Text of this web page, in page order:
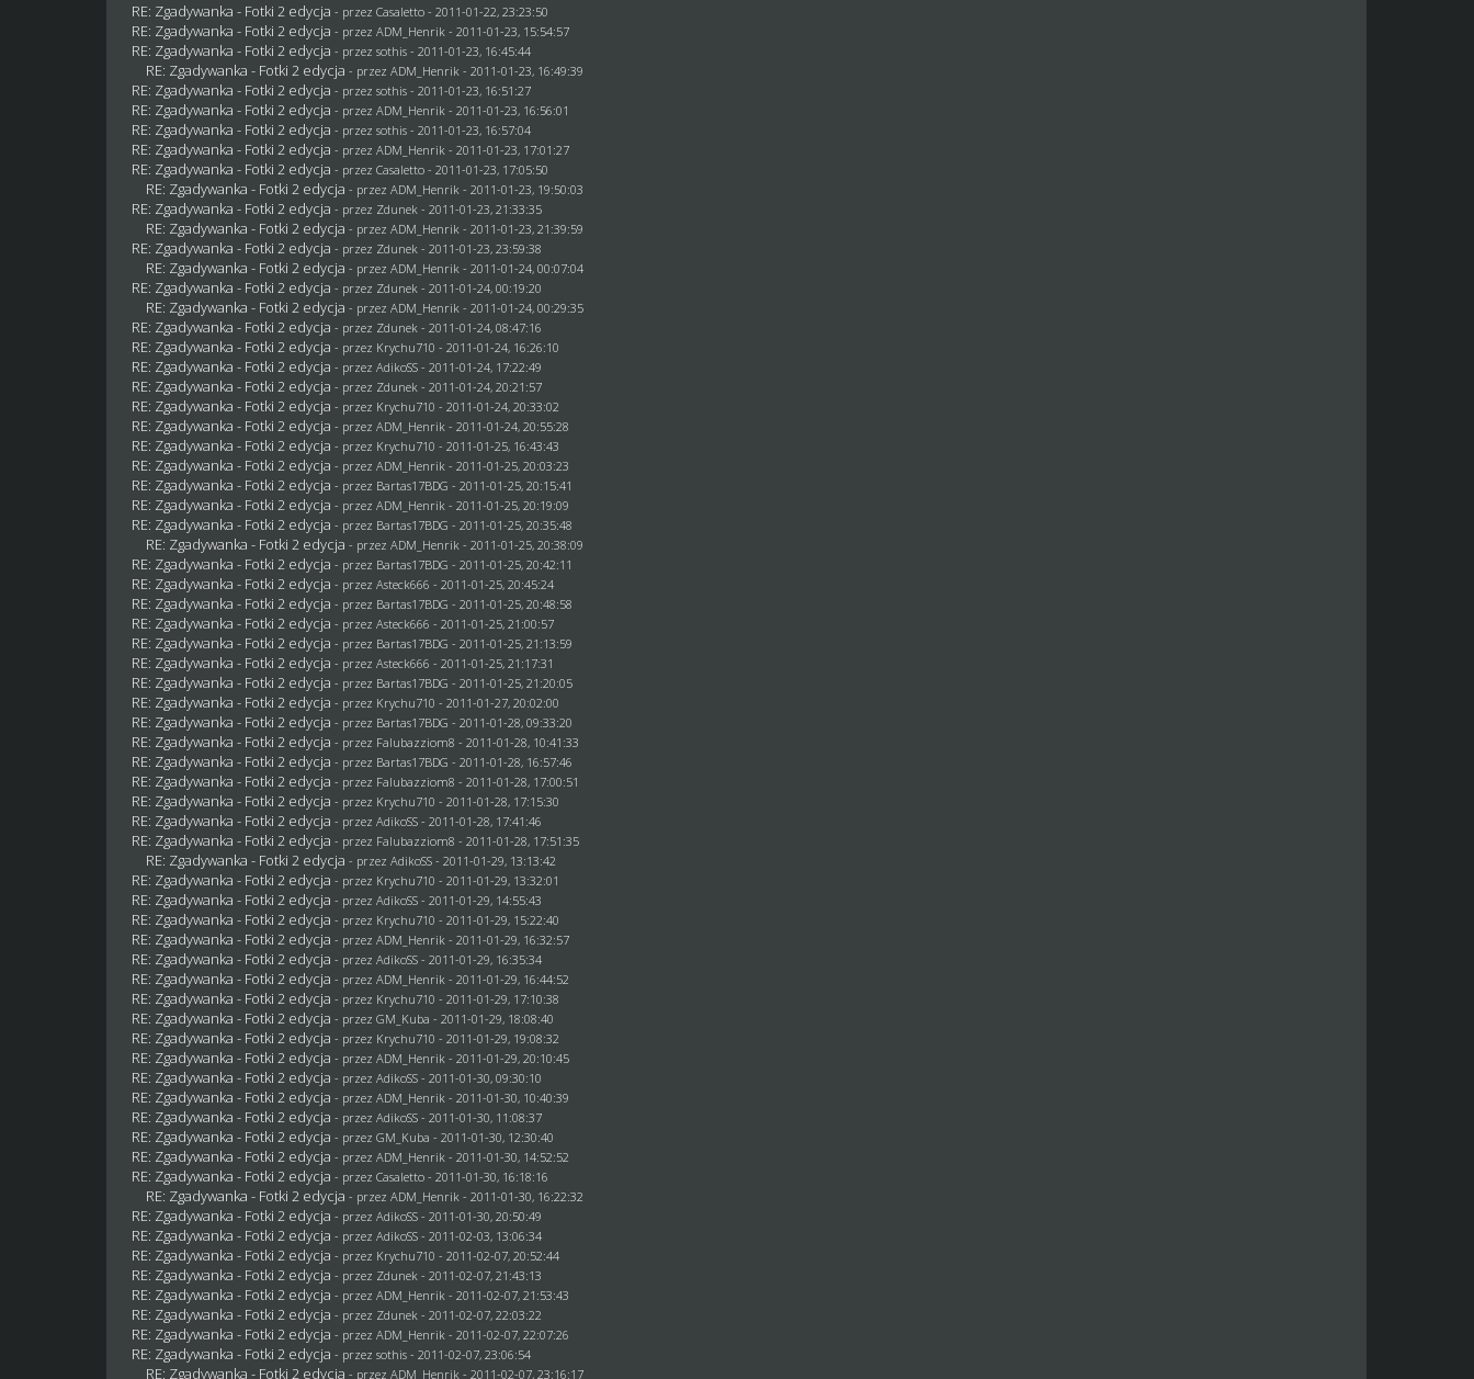
RE: Zgadywanka - Fotki 2 edycja - przezCasaletto - 2011-01-22, 23:23:50
RE: Zgadywanka - Fotki 2 edycja - przezADM_Henrik - 2011-01-23, 15:54:57
RE: Zgadywanka - Fotki 2 edycja - przezsothis - 2011-01-23, 16:45:44
RE: Zgadywanka - Fotki 2 edycja - przezADM_Henrik - 2011-01-23, 16:49:39
RE: Zgadywanka - Fotki 2 edycja - przezsothis - 2011-01-23, 16:51:27
RE: Zgadywanka - Fotki 2 edycja - przezADM_Henrik - 2011-01-23, 16:56:01
RE: Zgadywanka - Fotki 2 edycja - przezsothis - 2011-01-23, 16:57:04
RE: Zgadywanka - Fotki 2 edycja - przezADM_Henrik - 2011-01-23, 17:01:27
RE: Zgadywanka - Fotki 2 edycja - przezCasaletto - 2011-01-23, 17:05:50
RE: Zgadywanka - Fotki 2 edycja - przezADM_Henrik - 2011-01-23, 19:50:03
RE: Zgadywanka - Fotki 2 edycja - przez Zdunek - 2011-01-23, 21:33:35
RE: Zgadywanka - Fotki 2 edycja - przezADM_Henrik - 2011-01-23, 21:39:59
RE: Zgadywanka - Fotki 2 edycja - przez Zdunek - 2011-01-23, 23:59:38
RE: Zgadywanka - Fotki 2 edycja - przezADM_Henrik - 2011-01-24, 00:07:04
RE: Zgadywanka - Fotki 2 edycja - przez Zdunek - 2011-01-24, 00:19:20
RE: Zgadywanka - Fotki 2 edycja - przezADM_Henrik - 2011-01-24, 00:29:35
RE: Zgadywanka - Fotki 2 edycja - przez Zdunek - 2011-01-24, 08:47:16
RE: Zgadywanka - Fotki 2 edycja - przez Krychu710 - 2011-01-24, 16:26:10
RE: Zgadywanka - Fotki 2 edycja - przez AdikoSS - 2011-01-24, 17:22:49
RE: Zgadywanka - Fotki 2 edycja - przez Zdunek - 2011-01-24, 20:21:57
RE: Zgadywanka - Fotki 2 edycja - przez Krychu710 - 2011-01-24, 20:33:02
RE: Zgadywanka - Fotki 2 edycja - przezADM_Henrik - 2011-01-24, 20:55:28
RE: Zgadywanka - Fotki 2 edycja - przez Krychu710 - 2011-01-25, 16:43:43
RE: Zgadywanka - Fotki 2 edycja - przezADM_Henrik - 2011-01-25, 20:03:23
RE: Zgadywanka - Fotki 2 edycja - przez Bartas17BDG - 2011-01-25, 20:15:41
RE: Zgadywanka - Fotki 2 edycja - przezADM_Henrik - 2011-01-25, 20:19:09
RE: Zgadywanka - Fotki 2 edycja - przez Bartas17BDG - 2011-01-25, 20:35:48
RE: Zgadywanka - Fotki 2 edycja - przezADM_Henrik - 2011-01-25, 20:38:09
RE: Zgadywanka - Fotki 2 edycja - przez Bartas17BDG - 2011-01-25, 20:42:11
RE: Zgadywanka - Fotki 2 edycja - przez Asteck666 - 2011-01-25, 20:45:24
RE: Zgadywanka - Fotki 2 edycja - przez Bartas17BDG - 2011-01-25, 20:48:58
RE: Zgadywanka - Fotki 2 edycja - przez Asteck666 - 2011-01-25, 21:00:57
RE: Zgadywanka - Fotki 2 edycja - przez Bartas17BDG - 2011-01-25, 21:13:59
RE: Zgadywanka - Fotki 2 edycja - przez Asteck666 - 2011-01-25, 21:17:31
RE: Zgadywanka - Fotki 2 edycja - przez Bartas17BDG - 2011-01-25, 21:20:05
RE: Zgadywanka - Fotki 2 edycja - przez Krychu710 - 2011-01-27, 20:02:00
RE: Zgadywanka - Fotki 2 edycja - przez Bartas17BDG - 2011-01-28, 09:33:20
RE: Zgadywanka - Fotki 2 edycja - przez Falubazziom8 - 2011-01-28, 10:41:33
RE: Zgadywanka - Fotki 2 edycja - przez Bartas17BDG - 2011-01-28, 16:57:46
RE: Zgadywanka - Fotki 2 edycja - przez Falubazziom8 - 2011-01-28, 17:00:51
RE: Zgadywanka - Fotki 2 edycja - przez Krychu710 - 2011-01-28, 17:15:30
RE: Zgadywanka - Fotki 2 edycja - przez AdikoSS - 2011-01-28, 17:41:46
RE: Zgadywanka - Fotki 2 edycja - przez Falubazziom8 - 2011-01-28, 17:51:35
RE: Zgadywanka - Fotki 2 edycja - przez AdikoSS - 2011-01-29, 13:13:42
RE: Zgadywanka - Fotki 2 edycja - przez Krychu710 - 2011-01-29, 13:32:01
RE: Zgadywanka - Fotki 2 edycja - przez AdikoSS - 2011-01-29, 14:55:43
RE: Zgadywanka - Fotki 2 edycja - przez Krychu710 - 2011-01-29, 15:22:40
RE: Zgadywanka - Fotki 2 edycja - przezADM_Henrik - 2011-01-29, 16:32:57
RE: Zgadywanka - Fotki 2 edycja - przez AdikoSS - 2011-01-29, 16:35:34
RE: Zgadywanka - Fotki 2 edycja - przezADM_Henrik - 2011-01-29, 16:44:52
RE: Zgadywanka - Fotki 2 edycja - przez Krychu710 - 2011-01-29, 17:10:38
RE: Zgadywanka - Fotki 2 edycja - przezGM_Kuba - 2011-01-29, 18:08:40
RE: Zgadywanka - Fotki 2 edycja - przez Krychu710 - 2011-01-29, 19:08:32
RE: Zgadywanka - Fotki 2 edycja - przezADM_Henrik - 2011-01-29, 20:10:45
RE: Zgadywanka - Fotki 2 edycja - przez AdikoSS - 2011-01-30, 09:30:10
RE: Zgadywanka - Fotki 2 edycja - przezADM_Henrik - 2011-01-30, 10:40:39
RE: Zgadywanka - Fotki 2 edycja - przez AdikoSS - 2011-01-30, 11:08:37
RE: Zgadywanka - Fotki 2 edycja - przezGM_Kuba - 2011-01-30, 12:30:40
RE: Zgadywanka - Fotki 2 edycja - przezADM_Henrik - 2011-01-30, 14:52:52
RE: Zgadywanka - Fotki 2 edycja - przezCasaletto - 2011-01-30, 16:18:16
RE: Zgadywanka - Fotki 2 edycja - przezADM_Henrik - 2011-01-30, 16:22:32
RE: Zgadywanka - Fotki 2 edycja - przez AdikoSS - 2011-01-30, 20:50:49
RE: Zgadywanka - Fotki 2 edycja - przez AdikoSS - 2011-02-03, 13:06:34
RE: Zgadywanka - Fotki 2 edycja - przez Krychu710 - 2011-02-07, 20:52:44
RE: Zgadywanka - Fotki 2 edycja - przez Zdunek - 2011-02-07, 21:43:13
RE: Zgadywanka - Fotki 2 edycja - przezADM_Henrik - 2011-02-07, 21:53:43
RE: Zgadywanka - Fotki 2 edycja - przez Zdunek - 2011-02-07, 22:03:22
RE: Zgadywanka - Fotki 2 edycja - przezADM_Henrik - 2011-02-07, 22:07:26
RE: Zgadywanka - Fotki 2 edycja - przezsothis - 2011-02-07, 23:06:54
RE: Zgadywanka - Fotki 2 edycja - przezADM_Henrik - 2011-02-07, 23:16:17